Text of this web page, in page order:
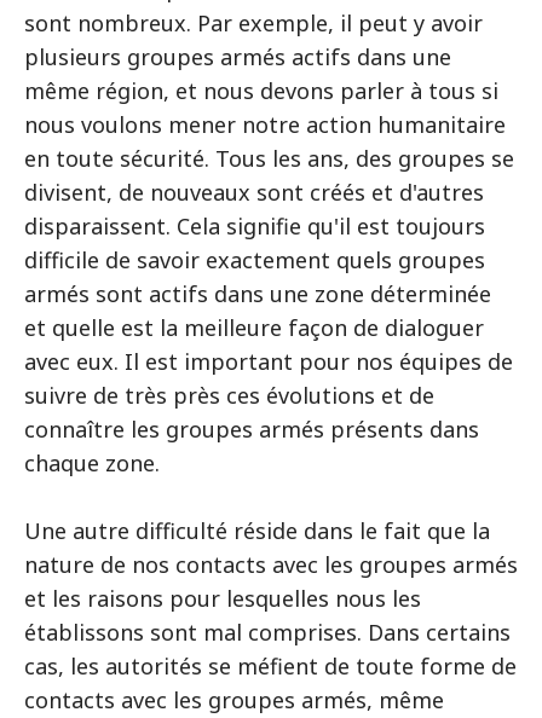
sont nombreux. Par exemple, il peut y avoir
plusieurs groupes armés actifs dans une
même région, et nous devons parler à tous si
nous voulons mener notre action humanitaire
en toute sécurité. Tous les ans, des groupes se
divisent, de nouveaux sont créés et d'autres
disparaissent. Cela signifie qu'il est toujours
difficile de savoir exactement quels groupes
armés sont actifs dans une zone déterminée
et quelle est la meilleure façon de dialoguer
avec eux. Il est important pour nos équipes de
suivre de très près ces évolutions et de
connaître les groupes armés présents dans
chaque zone.
Une autre difficulté réside dans le fait que la
nature de nos contacts avec les groupes armés
et les raisons pour lesquelles nous les
établissons sont mal comprises. Dans certains
cas, les autorités se méfient de toute forme de
contacts avec les groupes armés, même